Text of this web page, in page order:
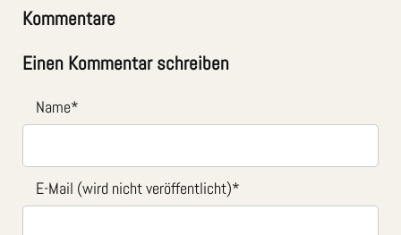
Kommentare
Einen Kommentar schreiben
Name*
E-Mail (wird nicht veröffentlicht)*